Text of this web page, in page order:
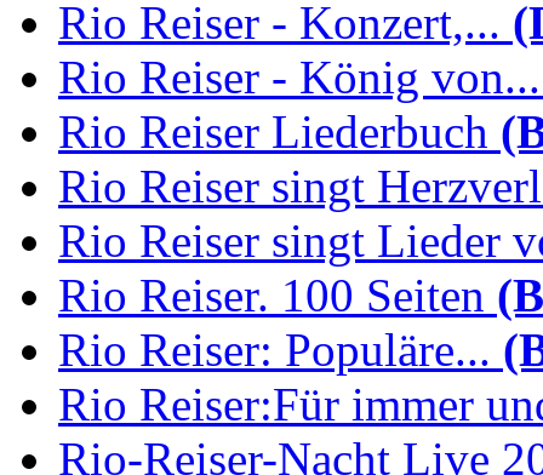
Rio Reiser - Konzert,...
Rio Reiser - König von...
Rio Reiser Liederbuch
Rio Reiser singt
Rio Reiser singt Lieder
Rio Reiser. 100 Seiten
Rio Reiser: Populäre...
Rio Reiser:Für immer
Rio-Reiser-Nacht Live